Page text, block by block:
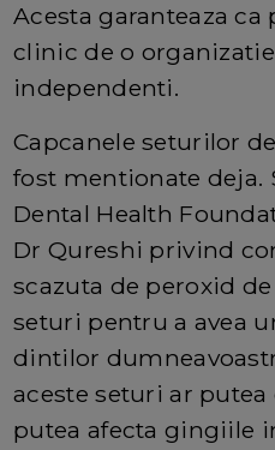
Acesta garanteaza
clinic de o
independenti.
Capcanele seturilor
fost mentionate deja.
Dental Health
Dr Qureshi privind
scazuta de peroxid
seturi pentru a avea
dintilor
aceste seturi ar putea
putea afecta gingiile